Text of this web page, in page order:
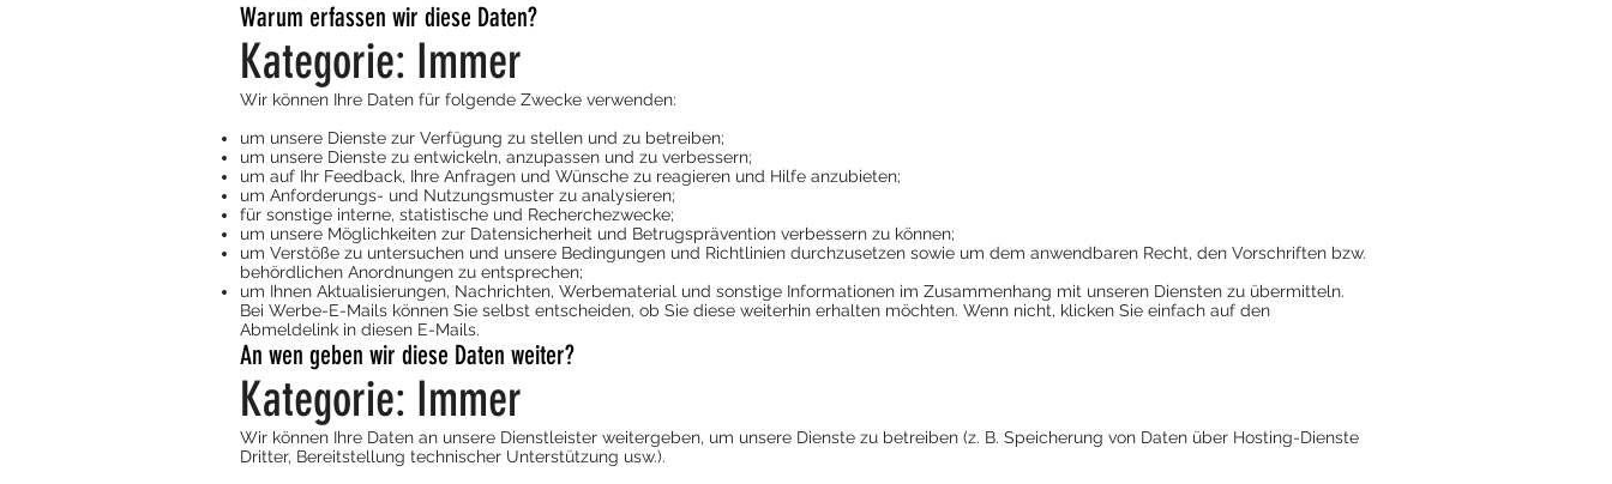
Warum erfassen wir diese Daten?
Kategorie: Immer
Wir können Ihre Daten für folgende Zwecke verwenden:
um unsere Dienste zur Verfügung zu stellen und zu betreiben;
um unsere Dienste zu entwickeln, anzupassen und zu verbessern;
um auf Ihr Feedback, Ihre Anfragen und Wünsche zu reagieren und Hilfe anzubieten;
um Anforderungs- und Nutzungsmuster zu analysieren;
für sonstige interne, statistische und Recherchezwecke;
um unsere Möglichkeiten zur Datensicherheit und Betrugsprävention verbessern zu können;
um Verstöße zu untersuchen und unsere Bedingungen und Richtlinien durchzusetzen sowie um dem anwendbaren Recht, den Vorschriften bzw.
behördlichen Anordnungen zu entsprechen;
um Ihnen Aktualisierungen, Nachrichten, Werbematerial und sonstige Informationen im Zusammenhang mit unseren Diensten zu übermitteln.
Bei Werbe-E-Mails können Sie selbst entscheiden, ob Sie diese weiterhin erhalten möchten. Wenn nicht, klicken Sie einfach auf den
Abmeldelink in diesen E-Mails.
An wen geben wir diese Daten weiter?
Kategorie: Immer
Wir können Ihre Daten an unsere Dienstleister weitergeben, um unsere Dienste zu betreiben (z. B. Speicherung von Daten über Hosting-Dienste
Dritter, Bereitstellung technischer Unterstützung usw.).